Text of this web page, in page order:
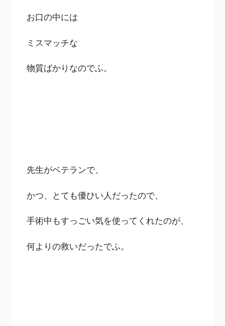
お口の中には
ミスマッチな
物質ばかりなのでふ。
先生がベテランで、
かつ、とても優ひい人だったので、
手術中もすっごい気を使ってくれたのが、
何よりの救いだったでふ。